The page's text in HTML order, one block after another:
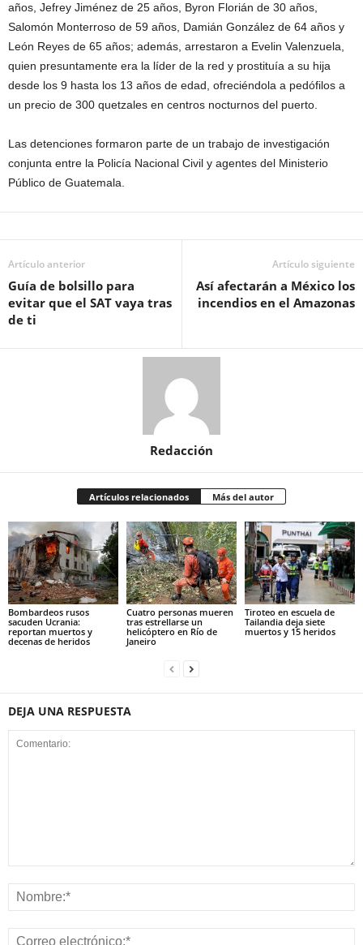
años, Jefrey Jiménez de 25 años, Byron Florián de 30 años,
Salomón Monterroso de 59 años, Damián González de 64 años y
León Reyes de 65 años; además, arrestaron a Evelin Valenzuela,
quien presuntamente era la líder de la red y prostituía a su hija
desde los 9 hasta los 13 años de edad, ofreciéndola a pedófilos a
un precio de 300 quetzales en centros nocturnos del puerto.
Las detenciones formaron parte de un trabajo de investigación
conjunta entre la Policía Nacional Civil y agentes del Ministerio
Público de Guatemala.
Artículo anterior
Guía de bolsillo para
evitar que el SAT vaya tras
de ti
Artículo siguiente
Así afectarán a México los
incendios en el Amazonas
Redacción
Artículos relacionados Más del autor
Bombardeos rusos
sacuden Ucrania:
reportan muertos y
decenas de heridos
Cuatro personas mueren
tras estrellarse un
helicóptero en Río de
Janeiro
Tiroteo en escuela de
Tailandia deja siete
muertos y 15 heridos
DEJA UNA RESPUESTA